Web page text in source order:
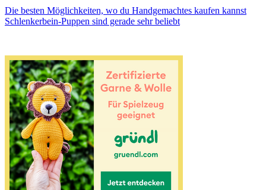
Beitragsnavigation
Die besten Möglichkeiten, wo du Handgemachtes kaufen kannst
Schlenkerbein-Puppen sind gerade sehr beliebt